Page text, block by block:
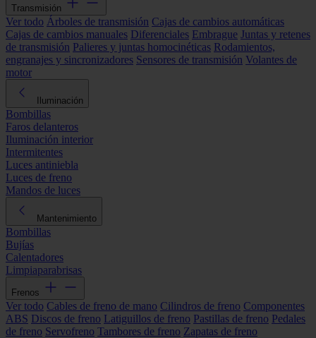
Transmisión
Ver todo Árboles de transmisión Cajas de cambios automáticas
Cajas de cambios manuales Diferenciales Embrague Juntas y retenes
de transmisión Palieres y juntas homocinéticas Rodamientos,
engranajes y sincronizadores Sensores de transmisión Volantes de
motor
Iluminación
Bombillas
Faros delanteros
Iluminación interior
Intermitentes
Luces antiniebla
Luces de freno
Mandos de luces
Mantenimiento
Bombillas
Bujías
Calentadores
Limpiaparabrisas
Frenos
Ver todo Cables de freno de mano Cilindros de freno Componentes
ABS Discos de freno Latiguillos de freno Pastillas de freno Pedales
de freno Servofreno Tambores de freno Zapatas de freno